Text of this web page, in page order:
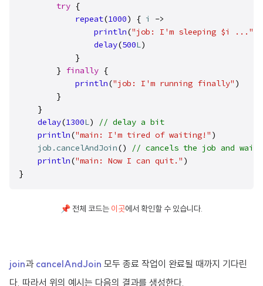
try {
repeat(1000) { i
->
println("job: I'm sleeping $i ..."
delay(500L)
            }
        }
finally {
println("job: I'm running finally" )
        }
    }
delay(1300L)
// delay a bit
println("main: I'm tired of waiting!" )
job .cancelAndJoin()
// cancels the job and
println("main: Now I can quit." )
}
📌 전체 코드는 이곳에서 확인할 수 있습니다.
join과 cancelAndJoin 모두 종료 작업이 완료될 때까지 기다린
다. 따라서 위의 예시는 다음의 결과를 생성한다.